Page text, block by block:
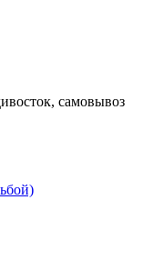
самовывоз